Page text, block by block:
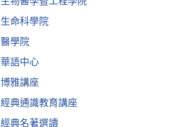
生命科學院
醫學院
華語中心
博雅講座
經典通識教育講座
經典名著選讀